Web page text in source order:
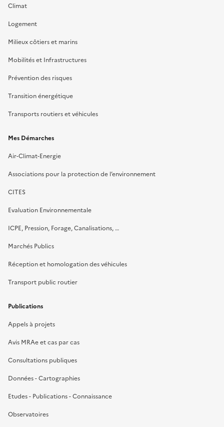
Climat
Logement
Milieux côtiers et marins
Mobilités et Infrastructures
Prévention des risques
Transition énergétique
Transports routiers et véhicules
Mes Démarches
Air-Climat-Energie
Associations pour la protection de l’environnement
CITES
Evaluation Environnementale
ICPE, Pression, Forage, Canalisations, …
Marchés Publics
Réception et homologation des véhicules
Transport public routier
Publications
Appels à projets
Avis MRAe et cas par cas
Consultations publiques
Données - Cartographies
Etudes - Publications - Connaissance
Observatoires